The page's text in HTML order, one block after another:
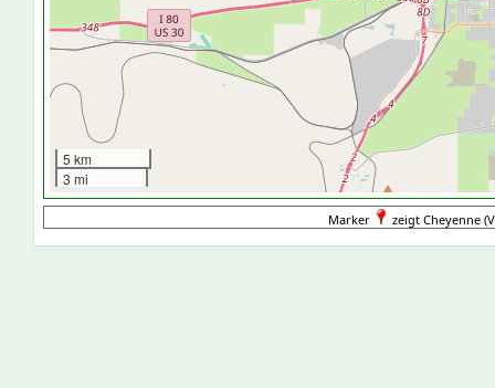
5 km
3 mi
Marker zeigt Cheyenne